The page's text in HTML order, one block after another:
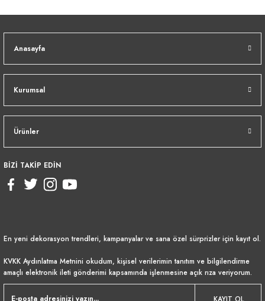
Anasayfa
Kurumsal
Ürünler
BİZİ TAKİP EDİN
En yeni dekorasyon trendleri, kampanyalar ve sana özel sürprizler için kayıt ol.
KVKK Aydınlatma Metnini okudum, kişisel verilerimin tanıtım ve bilgilendirme
amaçlı elektronik ileti gönderimi kapsamında işlenmesine açık rıza veriyorum.
KAYIT OL